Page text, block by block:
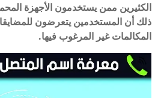
الكثيرين ممن يستخدمون الأجهزة
ذلك أن المستخدمين يتعرضون
المكالمات غير المرغوب فيها.